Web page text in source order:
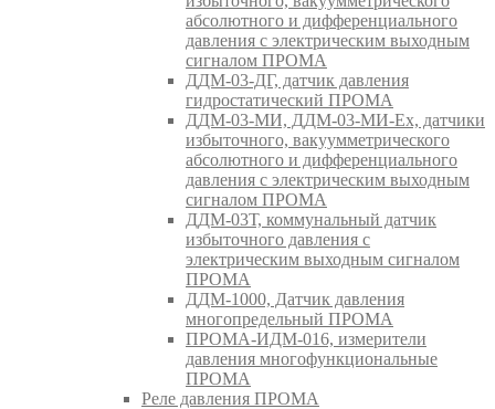
абсолютного и дифференциального
давления с электрическим выходным
сигналом ПРОМА
ДДМ-03-ДГ, датчик давления
гидростатический ПРОМА
ДДМ-03-МИ, ДДМ-03-МИ-Ех, датчики
избыточного, вакуумметрического
абсолютного и дифференциального
давления с электрическим выходным
сигналом ПРОМА
ДДМ-03Т, коммунальный датчик
избыточного давления с
электрическим выходным сигналом
ПРОМА
ДДМ-1000, Датчик давления
многопредельный ПРОМА
ПРОМА-ИДМ-016, измерители
давления многофункциональные
ПРОМА
Реле давления ПРОМА